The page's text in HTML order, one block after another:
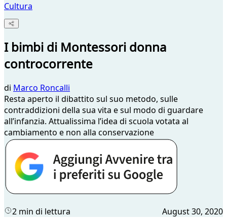
Cultura
I bimbi di Montessori donna
controcorrente
di Marco Roncalli
Resta aperto il dibattito sul suo metodo, sulle
contraddizioni della sua vita e sul modo di guardare
all’infanzia. Attualissima l’idea di scuola votata al
cambiamento e non alla conservazione
2 min di lettura August 30, 2020